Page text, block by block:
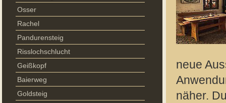
Osser
Rachel
Pandurensteig
Risslochschlucht
Geißkopf
Baierweg
Goldsteig
neue
näher.